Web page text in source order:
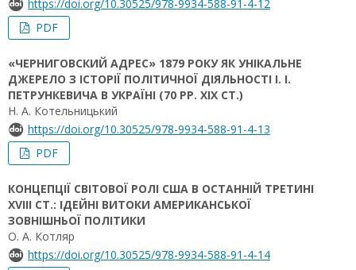
https://doi.org/10.30525/978-9934-588-91-4-12
PDF
«ЧЕРНИГОВСКИЙ АДРЕС» 1879 РОКУ ЯК УНІКАЛЬНЕ
ДЖЕРЕЛО З ІСТОРІЇ ПОЛІТИЧНОЇ ДІЯЛЬНОСТІ І. І.
ПЕТРУНКЕВИЧА В УКРАЇНІ (70 РР. ХІХ СТ.)
Н. А. Котельницький
https://doi.org/10.30525/978-9934-588-91-4-13
PDF
КОНЦЕПЦІЇ СВІТОВОЇ РОЛІ США В ОСТАННІЙ ТРЕТИНІ
ХVIII СТ.: ІДЕЙНІ ВИТОКИ АМЕРИКАНСЬКОЇ
ЗОВНІШНЬОЇ ПОЛІТИКИ
О. А. Котляр
https://doi.org/10.30525/978-9934-588-91-4-14